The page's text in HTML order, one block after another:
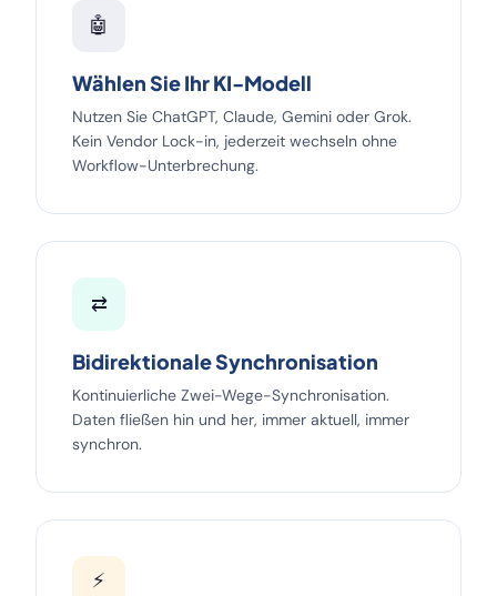
🤖
Wählen Sie Ihr KI-Modell
Nutzen Sie ChatGPT, Claude, Gemini oder Grok.
Kein Vendor Lock-in, jederzeit wechseln ohne
Workflow-Unterbrechung.
⇄
Bidirektionale Synchronisation
Kontinuierliche Zwei-Wege-Synchronisation.
Daten fließen hin und her, immer aktuell, immer
synchron.
⚡